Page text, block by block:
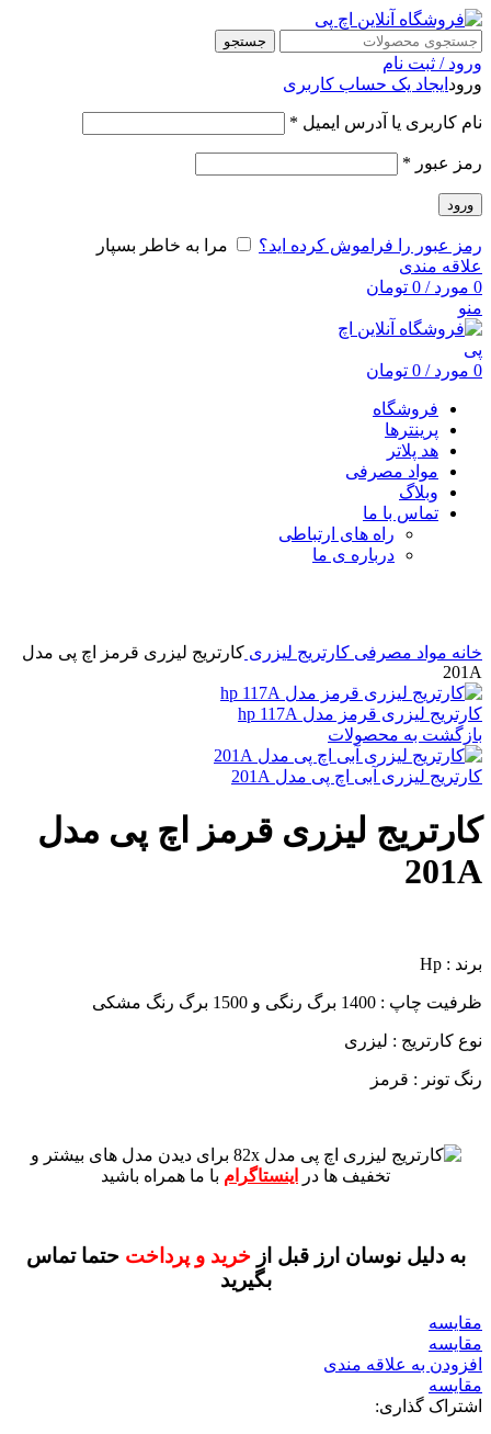
جستجو
ورود / ثبت نام
ورود ایجاد یک حساب کاربری
نام کاربری یا آدرس ایمیل *
رمز عبور *
ورود
رمز عبور را فراموش کرده اید؟
مرا به خاطر بسپار
علاقه مندی
0 مورد /
0 تومان
منو
0 مورد /
0 تومان
فروشگاه
پرینترها
هد پلاتر
مواد مصرفی
وبلاگ
تماس با ما
راه های ارتباطی
درباره ی ما
خانه مواد مصرفی کارتریج لیزری کارتریج لیزری قرمز اچ پی مدل
201A
کارتریج لیزری قرمز مدل hp 117A
بازگشت به محصولات
کارتریج لیزری آبی اچ پی مدل 201A
کارتریج لیزری قرمز اچ پی مدل
201A
برند : Hp
ظرفیت چاپ : 1400 برگ رنگی و 1500 برگ رنگ مشکی
نوع کارتریج : لیزری
رنگ تونر : قرمز
برای دیدن مدل های بیشتر و
تخفیف ها در
اینستاگرام با ما همراه باشید
به دلیل نوسان ارز قبل از خرید و پرداختحتما تماس
بگیرید
مقايسه
مقایسه
افزودن به علاقه مندی
مقایسه
اشتراک گذاری: